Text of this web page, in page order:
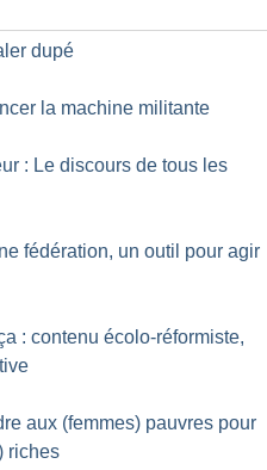
dupé
la machine militante
: Le discours de tous les
fédération, un outil pour agir
: contenu écolo-réformiste,
aux (femmes) pauvres pour
riches